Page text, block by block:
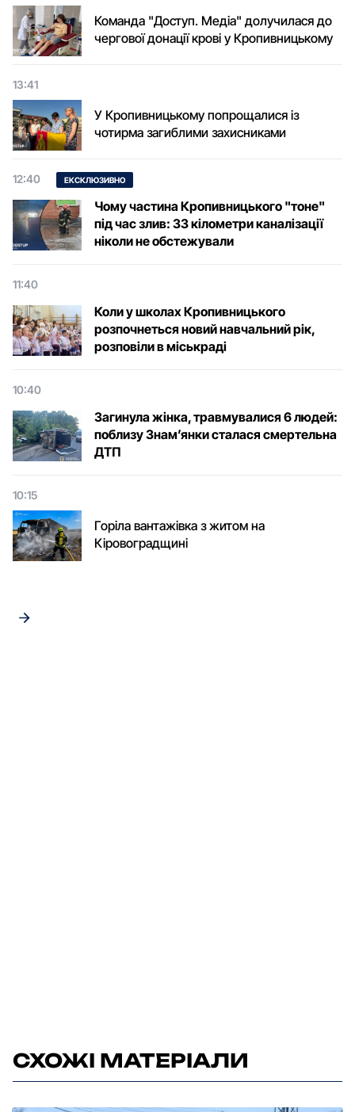
Команда "Доступ. Медіа" долучилася до
чергової донації крові у Кропивницькому
13:41
У Кропивницькому попрощалися із
чотирма загиблими захисниками
12:40 ЕКСКЛЮЗИВНО
Чому частина Кропивницького "тоне"
під час злив: 33 кілометри каналізації
ніколи не обстежували
11:40
Коли у школах Кропивницького
розпочнеться новий навчальний рік,
розповіли в міськраді
10:40
Загинула жінка, травмувалися 6 людей:
поблизу Знам’янки сталася смертельна
ДТП
10:15
Горіла вантажівка з житом на
Кіровоградщині
СХОЖІ МАТЕРІАЛИ